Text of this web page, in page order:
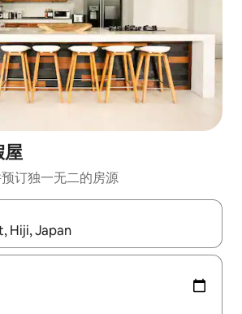
屋
订独一无二的房源
用上下方向键查看，或通过点击或滑动手势